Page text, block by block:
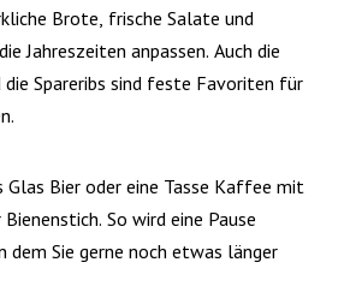
Brote, frische Salate und
Jahreszeiten anpassen. Auch die
Spareribs sind feste Favoriten für
Bier oder eine Tasse Kaffee mit
So wird eine Pause
Sie gerne noch etwas länger